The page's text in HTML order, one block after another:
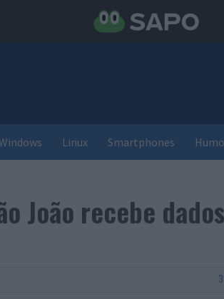
Linux Smartphones
João recebe